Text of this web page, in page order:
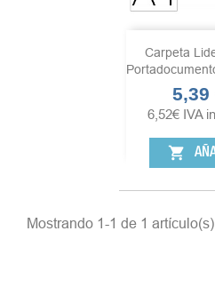
Carpeta
Precio
5,39
6,52€ IVA
shopping_cart
Mostrando 1-1 de 1 artículo(s)